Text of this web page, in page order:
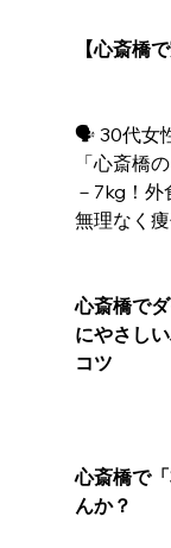
【心斎橋
🗣️ 30代女
「心斎橋
－7kg！
無理なく
心斎橋で
にやさし
コツ
心斎橋で
んか？